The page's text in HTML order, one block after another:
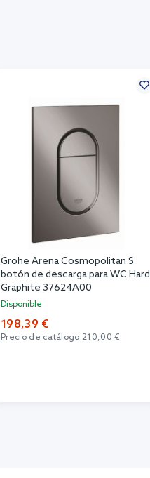
Grohe Arena Cosmopolitan S
botón de descarga para WC Hard
Graphite 37624A00
Disponible
198,39 €
Precio de catálogo:210,00 €